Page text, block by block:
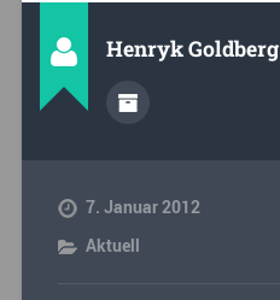
Henryk Goldberg
7. Januar 2012
Aktuell